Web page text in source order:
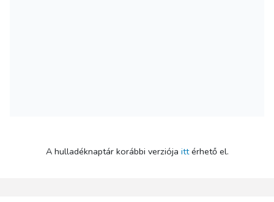
A hulladéknaptár korábbi verziója ittérhető el.